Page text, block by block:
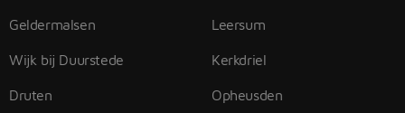
Geldermalsen
Wijk bij Duurstede
Druten
Leersum
Kerkdriel
Opheusden